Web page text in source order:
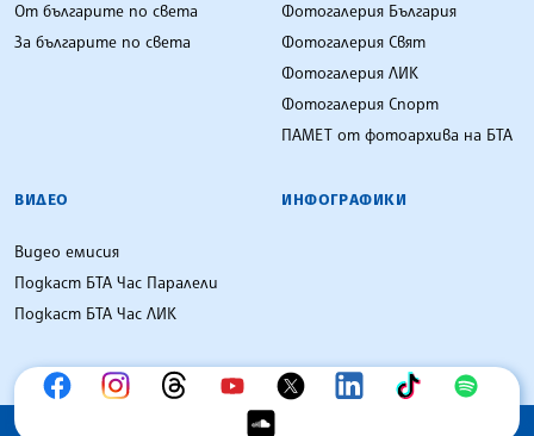
От българите по света
За българите по света
Фотогалерия България
Фотогалерия Свят
Фотогалерия ЛИК
Фотогалерия Спорт
ПАМЕТ от фотоархива на БТА
ВИДЕО
Видео емисия
Подкаст БТА Час Паралели
Подкаст БТА Час ЛИК
ИНФОГРАФИКИ